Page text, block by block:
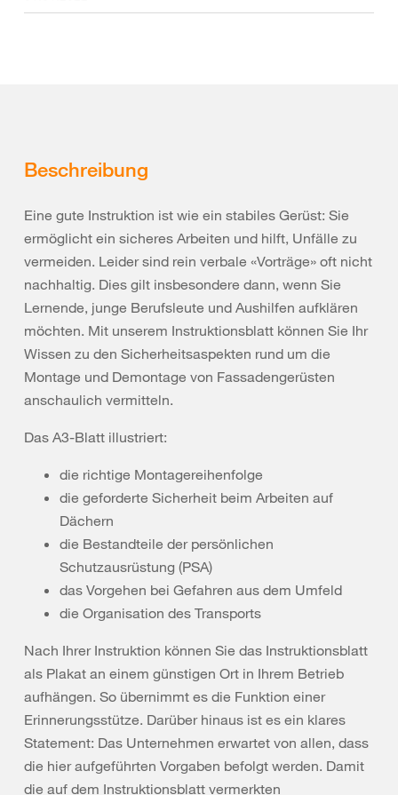
Beschreibung
Eine gute Instruktion ist wie ein stabiles Gerüst: Sie
ermöglicht ein sicheres Arbeiten und hilft, Unfälle zu
vermeiden. Leider sind rein verbale «Vorträge» oft nicht
nachhaltig. Dies gilt insbesondere dann, wenn Sie
Lernende, junge Berufsleute und Aushilfen aufklären
möchten. Mit unserem Instruktionsblatt können Sie Ihr
Wissen zu den Sicherheitsaspekten rund um die
Montage und Demontage von Fassadengerüsten
anschaulich vermitteln.
Das A3-Blatt illustriert:
die richtige Montagereihenfolge
die geforderte Sicherheit beim Arbeiten auf
Dächern
die Bestandteile der persönlichen
Schutzausrüstung (PSA)
das Vorgehen bei Gefahren aus dem Umfeld
die Organisation des Transports
Nach Ihrer Instruktion können Sie das Instruktionsblatt
als Plakat an einem günstigen Ort in Ihrem Betrieb
aufhängen. So übernimmt es die Funktion einer
Erinnerungsstütze. Darüber hinaus ist es ein klares
Statement: Das Unternehmen erwartet von allen, dass
die hier aufgeführten Vorgaben befolgt werden. Damit
die auf dem Instruktionsblatt vermerkten